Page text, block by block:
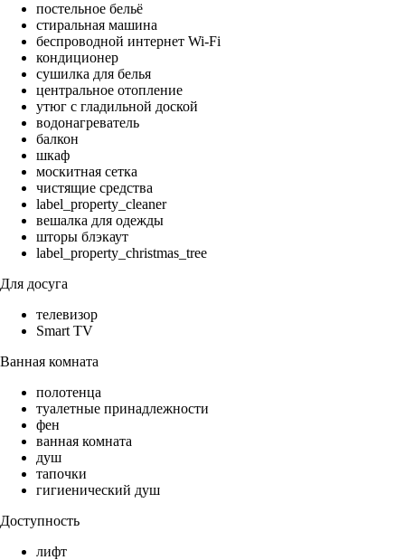
постельное бельё
стиральная машина
беспроводной интернет Wi-Fi
кондиционер
сушилка для белья
центральное отопление
утюг с гладильной доской
водонагреватель
балкон
шкаф
москитная сетка
чистящие средства
label_property_cleaner
вешалка для одежды
шторы блэкаут
label_property_christmas_tree
Для досуга
телевизор
Smart TV
Ванная комната
полотенца
туалетные принадлежности
фен
ванная комната
душ
тапочки
гигиенический душ
Доступность
лифт